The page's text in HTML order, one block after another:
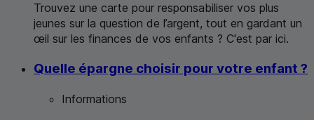
Trouvez une carte pour responsabiliser vos plus
jeunes sur la question de l’argent, tout en gardant un
œil sur les finances de vos enfants ? C'est par ici.
Quelle épargne choisir pour votre enfant ?
Informations